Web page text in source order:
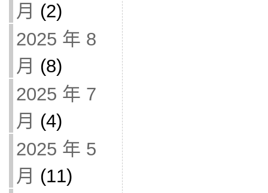
月 (2)
2025 年 8
月 (8)
2025 年 7
月 (4)
2025 年 5
月 (11)